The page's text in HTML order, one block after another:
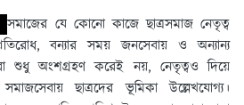
সমাজের যে কোনাে কাজে ছাত্রসমাজ নেতৃত্ব
বন্যার সময় জনসেবায় ও অন্যান্য
শুধু অংশগ্রহণ করেই নয়, নেতৃত্বও দিয়ে
ছাত্রদের ভূমিকা উল্লেখযােগ্য।